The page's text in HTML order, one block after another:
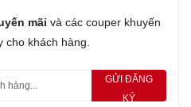
mãi và các couper khuyến
cho khách hàng.
GỬI ĐĂNG
KÝ